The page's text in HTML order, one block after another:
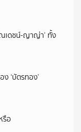
ณเดชน์-ญาญ่า’ ทั้ง
ง ‘บัตรทอง’
รือ